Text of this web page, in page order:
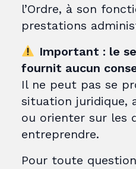
l’Ordre, à son
prestations
Important : le
fournit aucun
Il ne peut pas se
situation juridique,
ou orienter sur les
entreprendre.
Pour toute